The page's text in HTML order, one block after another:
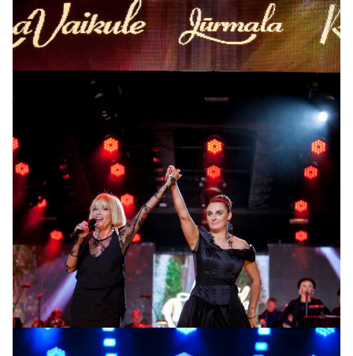
Лайма Вайкуле, Елена Ваенга